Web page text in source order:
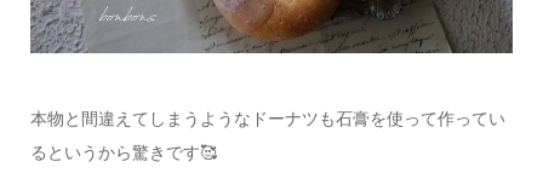
本物と間違えてしまうようなドーナツも石膏を使って作ってい
るというから驚きです🥰